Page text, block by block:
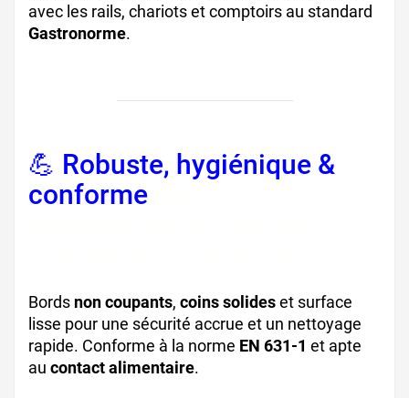
avec les rails, chariots et comptoirs au standard
Gastronorme.
💪 Robuste, hygiénique &
conforme
Bords non coupants, coins solideset surface
lisse pour une sécurité accrue et un nettoyage
rapide. Conforme à la norme EN 631-1 et apte
au contact alimentaire.